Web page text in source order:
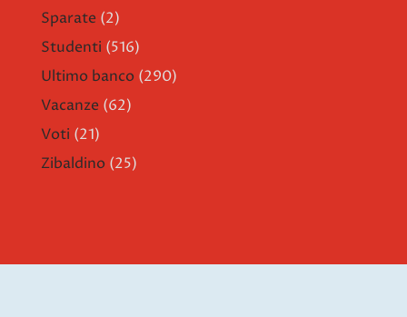
Sparate (2)
Studenti (516)
Ultimo banco (290)
Vacanze (62)
Voti (21)
Zibaldino (25)